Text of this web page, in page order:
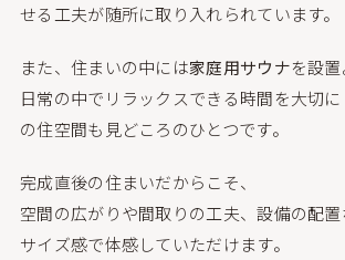
せる工夫が随所に取り入れられています。
また、住まいの中には家庭用サウナを設置
日常の中でリラックスできる時間を大切
の住空間も見どころのひとつです。
完成直後の住まいだからこそ、
空間の広がりや間取りの工夫、設備の配
サイズ感で体感していただけます。